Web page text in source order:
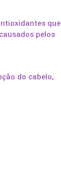
que
pelos
do cabelo,